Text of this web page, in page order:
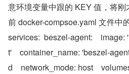
意环境变量中跟的 KEY 值，将
前 docker-compsoe.yaml 文件中
services:  beszel-agent:
t'    container_name: 'beszel-
d    network_mode: host